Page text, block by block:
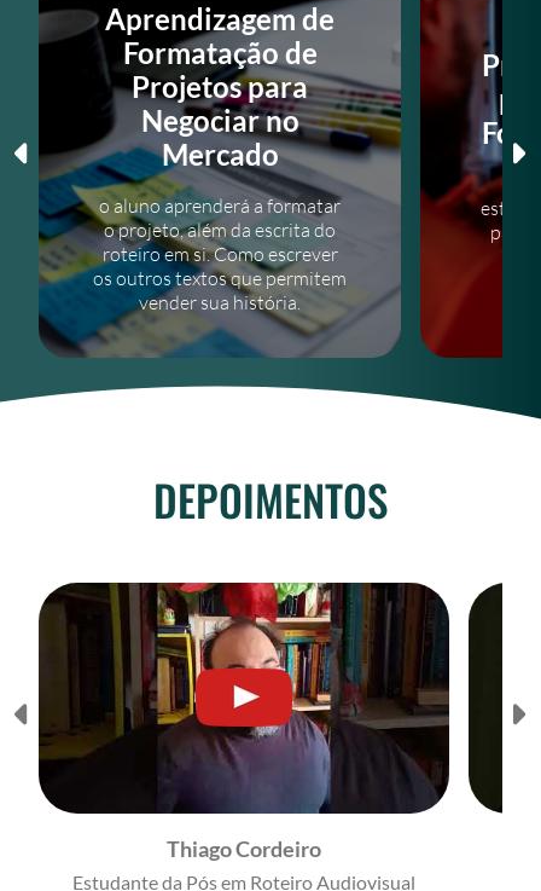
Aprendizagem de
Formatação de
Projetos para
Negociar no
Mercado
o aluno aprenderá a formatar
o projeto, além da escrita do
roteiro em si. Como escrever
os outros textos que permitem
vender sua história.
para
DEPOIMENTOS
Thiago Cordeiro
Estudante da Pós em Roteiro Audiovisual